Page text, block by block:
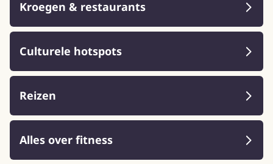
Kroegen & restaurants
Culturele hotspots
Reizen
Alles over fitness